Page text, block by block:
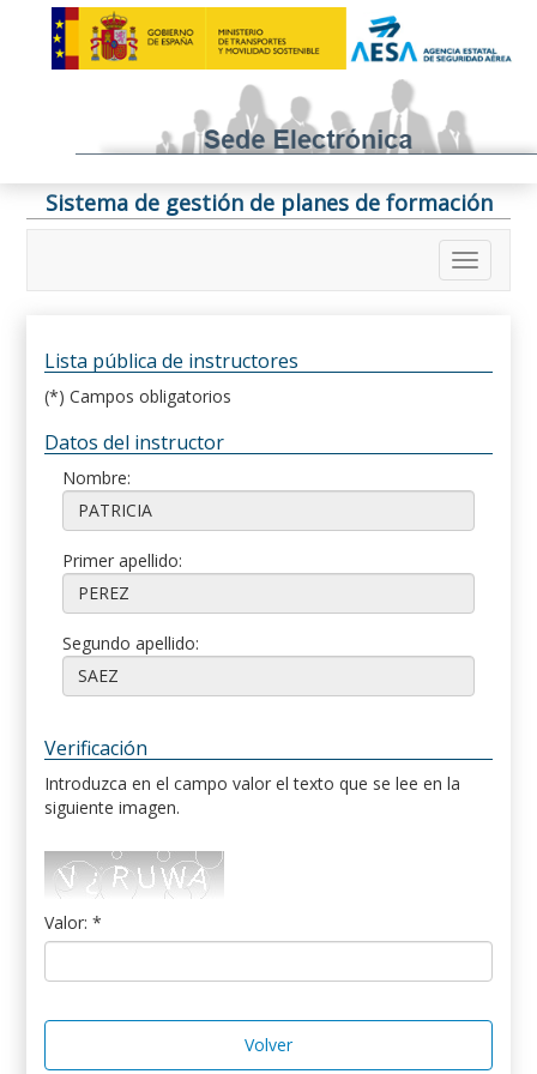
Sistema de gestión de planes de formación
Lista pública de instructores
(*) Campos obligatorios
Datos del instructor
Nombre:
Primer apellido:
Segundo apellido:
Verificación
Introduzca en el campo valor el texto que se lee en la
siguiente imagen.
Valor: *
Volver